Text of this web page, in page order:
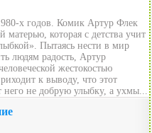
х годов. Комик Артур Флек
матерью, которая с детства учит
Пытаясь нести в мир
людям радость, Артур
жестокостью
к выводу, что этот
него не добрую улыбку, а ухмы...